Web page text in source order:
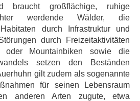
braucht großflächige, ruhige
werdende Wälder, die
durch Infrastruktur und
durch Freizeitaktivitäten
oder Mountainbiken sowie die
setzen den Beständen
gilt zudem als sogenannte
für seinen Lebensraum
anderen Arten zugute, etwa